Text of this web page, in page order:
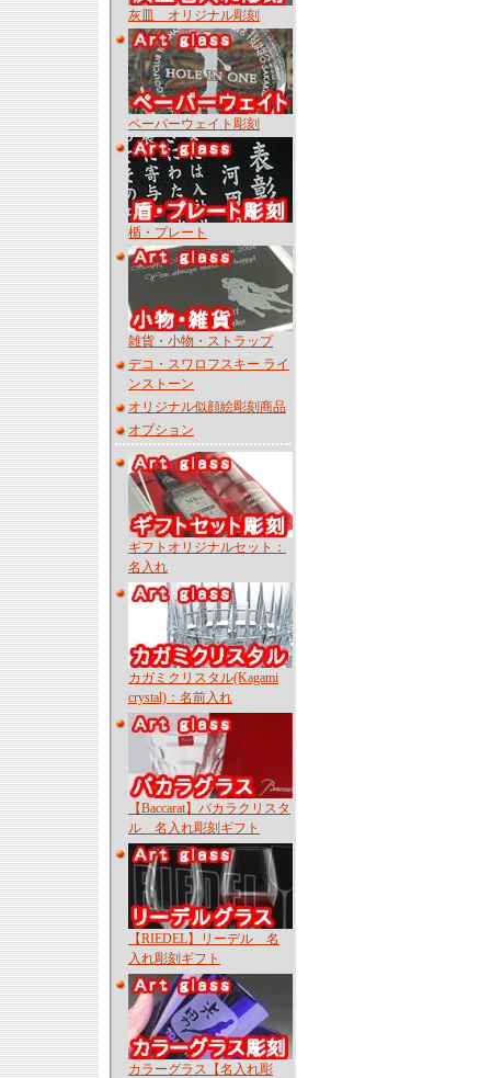
灰皿 オリジナル彫刻
ペーパーウェイト彫刻
楯・プレート
雑貨・小物・ストラップ
デコ・スワロフスキー ライ
ンストーン
オリジナル似顔絵彫刻商品
オプション
ギフトオリジナルセット：
名入れ
カガミクリスタル(Kagami
crystal)：名前入れ
【Baccarat】バカラクリスタ
ル 名入れ彫刻ギフト
【RIEDEL】リーデル 名
入れ彫刻ギフト
カラーグラス【名入れ彫